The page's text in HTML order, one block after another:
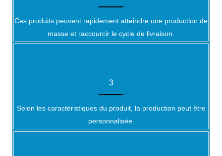
Ces produits peuvent rapidement atteindre une production de
masse et raccourcir le cycle de livraison.
3
Selon les caractéristiques du produit, la production peut être
personnalisée.